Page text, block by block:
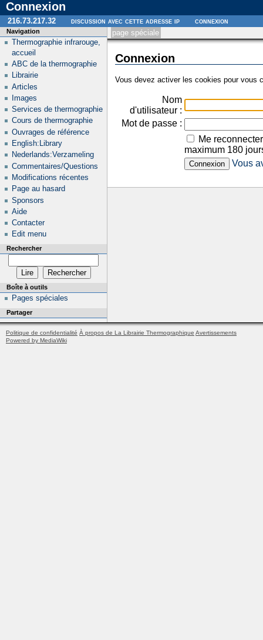
Connexion
page spéciale
Connexion
Vous devez activer les cookies pour vous
Nom
d'utilisateur :
Mot de passe :
Me
maximum 180
Vous
Navigation
Thermographie infrarouge,
accueil
ABC de la thermographie
Librairie
Articles
Images
Services de thermographie
Cours de thermographie
Ouvrages de référence
English:Library
Nederlands:Verzameling
Commentaires/Questions
Modifications récentes
Page au hasard
Sponsors
Aide
Contacter
Edit menu
Rechercher
Boîte à outils
Pages spéciales
Partager
216.73.217.32 discussion avec cette adresse ip connexion
Politique de confidentialité À propos de La Librairie Thermographique Avertissements
Powered by MediaWiki